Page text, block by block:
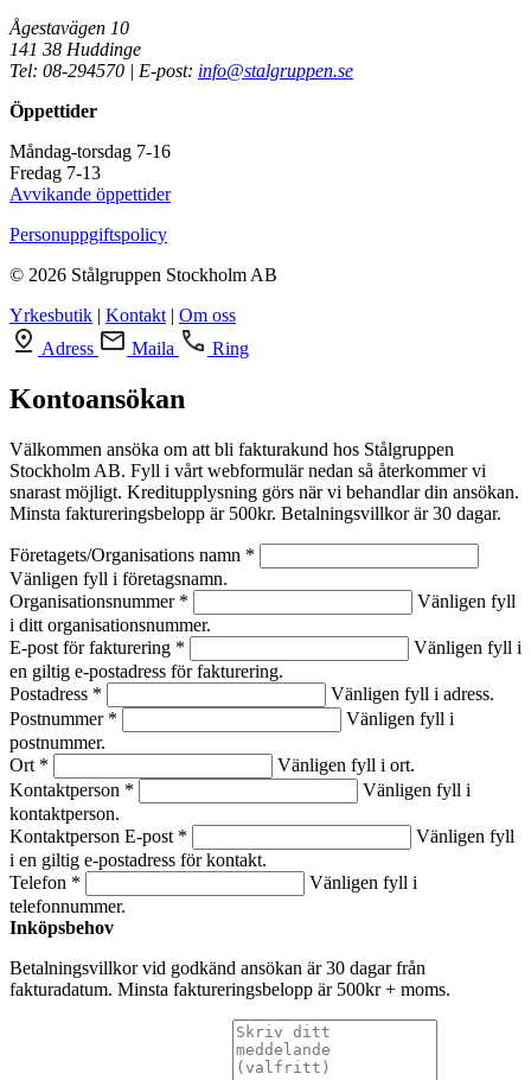
Ågestavägen 10
141 38 Huddinge
Tel: 08-294570 | E-post: info@stalgruppen.se
Öppettider
Måndag-torsdag 7-16
Fredag 7-13
Avvikande öppettider
Personuppgiftspolicy
© 2026 Stålgruppen Stockholm AB
Yrkesbutik | Kontakt | Om oss
Adress
Maila Ring
Kontoansökan
Välkommen ansöka om att bli fakturakund hos Stålgruppen
Stockholm AB. Fyll i vårt webformulär nedan så återkommer vi
snarast möjligt. Kreditupplysning görs när vi behandlar din ansökan.
Minsta faktureringsbelopp är 500kr. Betalningsvillkor är 30 dagar.
Företagets/Organisations namn *
Vänligen fyll i företagsnamn.
Organisationsnummer *
Vänligen fyll
i ditt organisationsnummer.
E-post för fakturering *
Vänligen fyll i
en giltig e-postadress för fakturering.
Postadress *
Vänligen fyll i adress.
Postnummer *
Vänligen fyll i
postnummer.
Ort *
Vänligen fyll i ort.
Kontaktperson *
Vänligen fyll i
kontaktperson.
Kontaktperson E-post *
Vänligen fyll
i en giltig e-postadress för kontakt.
Telefon *
Vänligen fyll i
telefonnummer.
Inköpsbehov
Betalningsvillkor vid godkänd ansökan är 30 dagar från
fakturadatum. Minsta faktureringsbelopp är 500kr + moms.